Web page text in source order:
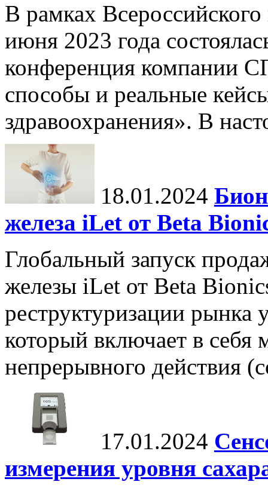
В рамках
июня 2023 года
конференция компании
способы и реальные
здравоохранения». В
18.01.2024
железа iLet от Beta
Глобальный запуск
железы iLet от Beta
реструктуризации рынка
который включает в
непрерывного действия
17.01.2024
измерения уровня